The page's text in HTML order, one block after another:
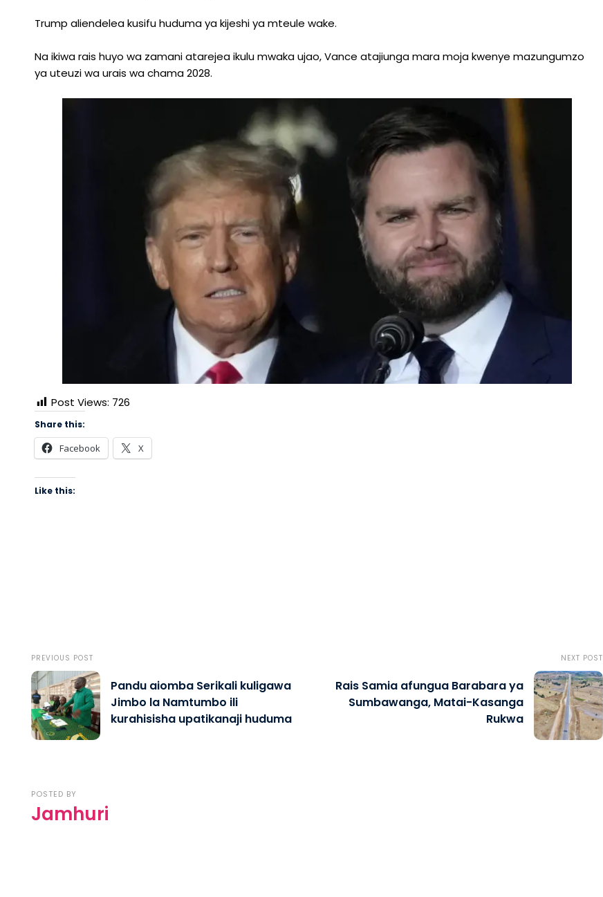
Trump aliendelea kusifu huduma ya kijeshi ya mteule wake.
Na ikiwa rais huyo wa zamani atarejea ikulu mwaka ujao, Vance atajiunga mara moja kwenye mazungumzo
ya uteuzi wa urais wa chama 2028.
Post Views: 726
Share this:
Facebook X
Like this:
PREVIOUS POST
Pandu aiomba Serikali kuligawa
Jimbo la Namtumbo ili
kurahisisha upatikanaji huduma
NEXT POST
Rais Samia afungua Barabara ya
Sumbawanga, Matai-Kasanga
Rukwa
POSTED BY
Jamhuri